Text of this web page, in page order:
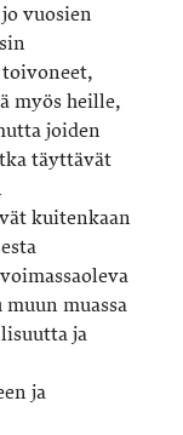
vuosien
myös heille,
joiden
täyttävät
kuitenkaan
muassa
ja
ja